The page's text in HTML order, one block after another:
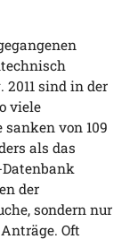
sind in der
viele
von 109
als das
der
sondern nur
Oft